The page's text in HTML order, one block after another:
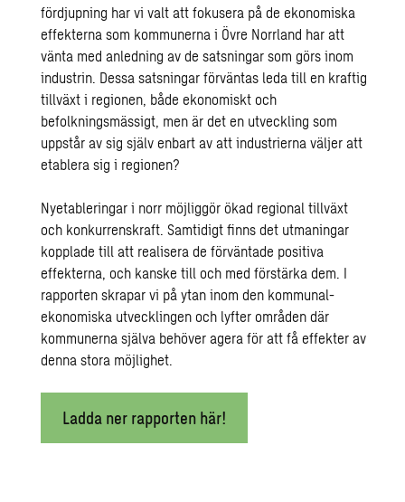
fördjupning har vi valt att fokusera på de ekonomiska
effekterna som kommunerna i Övre Norrland har att
vänta med anledning av de satsningar som görs inom
industrin. Dessa satsningar förväntas leda till en kraftig
tillväxt i regionen, både ekonomiskt och
befolkningsmässigt, men är det en utveckling som
uppstår av sig själv enbart av att industrierna väljer att
etablera sig i regionen?
Nyetableringar i norr möjliggör ökad regional tillväxt
och konkurrenskraft. Samtidigt finns det utmaningar
kopplade till att realisera de förväntade positiva
effekterna, och kanske till och med förstärka dem. I
rapporten skrapar vi på ytan inom den kommunal­
ekonomiska utvecklingen och lyfter områden där
kommunerna själva behöver agera för att få effekter av
denna stora möjlighet.
Ladda ner rapporten här!